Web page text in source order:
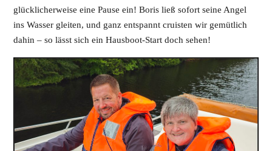
glücklicherweise eine Pause ein! Boris ließ sofort seine Angel
ins Wasser gleiten, und ganz entspannt cruisten wir gemütlich
dahin – so lässt sich ein Hausboot-Start doch sehen!